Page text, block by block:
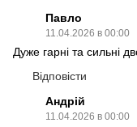
Павло
11.04.2026 в 00:00
Дуже гарні та сильні
Відповісти
Андрій
11.04.2026 в 00:00